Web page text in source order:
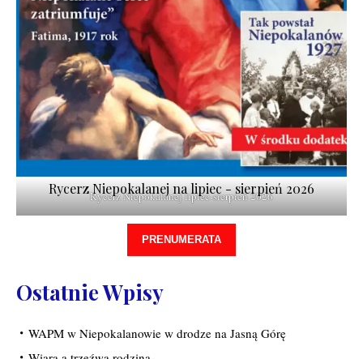
Rycerz Niepokalanej lipiec-sierpień 2026
Rycerz Niepokalanej na lipiec - sierpień 2026
PRENUMERATA
Ostatnie Wpisy
WAPM w Niepokalanowie w drodze na Jasną Górę